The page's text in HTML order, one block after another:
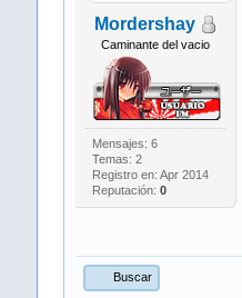
Mordershay
Caminante del vacio
Mensajes: 6
Temas: 2
Registro en: Apr 2014
Reputación: 0
Buscar